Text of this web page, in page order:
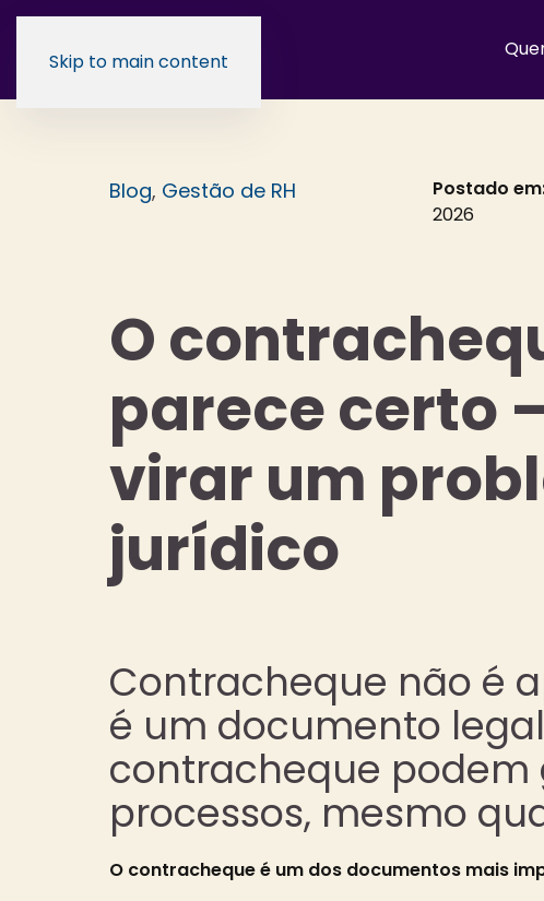
Skip to main content
Blog, Gestão de RH Postado
2026
O
parece certo
virar um
jurídico
Contracheque não é
é um documento
contracheque podem
processos, mesmo
O contracheque é um dos documentos mais